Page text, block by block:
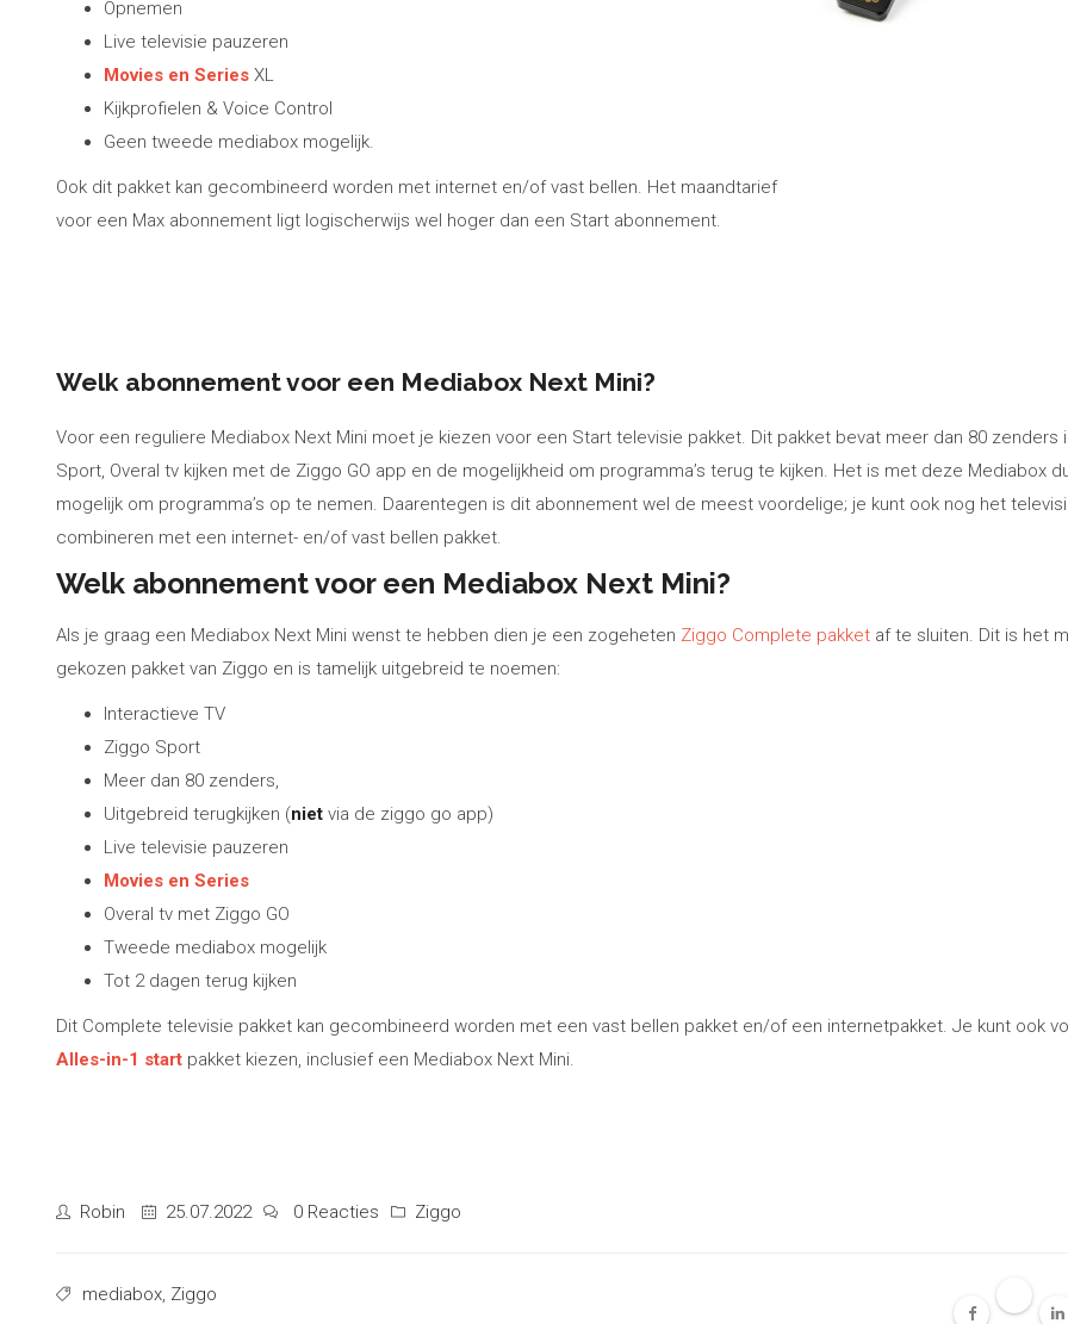
Opnemen
Live televisie pauzeren
Movies en Series XL
Kijkprofielen & Voice Control
Geen tweede mediabox mogelijk.
Ook dit pakket kan gecombineerd worden met internet en/of vast bellen. Het maandtarief
voor een Max abonnement ligt logischerwijs wel hoger dan een Start abonnement.
Welk abonnement voor een Mediabox Next Mini?
Voor een reguliere Mediabox Next Mini moet je kiezen voor een Start televisie pakket. Dit pakket bevat meer dan 80 zenders
Sport, Overal tv kijken met de Ziggo GO app en de mogelijkheid om programma’s terug te kijken. Het is met deze Mediabox
mogelijk om programma’s op te nemen. Daarentegen is dit abonnement wel de meest voordelige; je kunt ook nog het
combineren met een internet- en/of vast bellen pakket.
Welk abonnement voor een Mediabox Next Mini?
Als je graag een Mediabox Next Mini wenst te hebben dien je een zogeheten Ziggo Complete pakket af te sluiten. Dit is het
gekozen pakket van Ziggo en is tamelijk uitgebreid te noemen:
Interactieve TV
Ziggo Sport
Meer dan 80 zenders,
Uitgebreid terugkijken (niet via de ziggo go app)
Live televisie pauzeren
Movies en Series
Overal tv met Ziggo GO
Tweede mediabox mogelijk
Tot 2 dagen terug kijken
Dit Complete televisie pakket kan gecombineerd worden met een vast bellen pakket en/of een internetpakket. Je kunt ook
Alles-in-1 start pakket kiezen, inclusief een Mediabox Next Mini.
Robin 25.07.2022 Ziggo
0 Reacties
mediabox, Ziggo